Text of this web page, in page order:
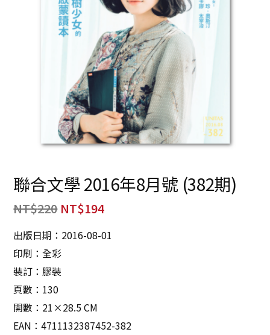
聯合文學 2016年8月號 (382期)
NT$220 NT$194
出版日期：2016-08-01
印刷：全彩
裝訂：膠裝
頁數：130
開數：21×28.5 CM
EAN：4711132387452-382